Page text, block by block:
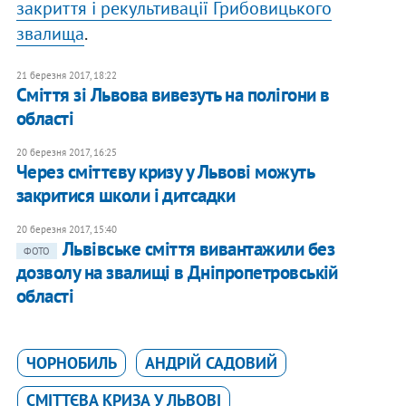
закриття і рекультивації Грибовицького
звалища.
21 березня 2017, 18:22
Сміття зі Львова вивезуть на полігони в
області
20 березня 2017, 16:25
Через сміттєву кризу у Львові можуть
закритися школи і дитсадки
20 березня 2017, 15:40
ФОТО
Львівське сміття вивантажили без
дозволу на звалищі в Дніпропетровській
області
ЧОРНОБИЛЬ
АНДРІЙ САДОВИЙ
СМІТТЄВА КРИЗА У ЛЬВОВІ